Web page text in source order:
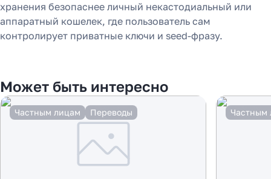
хранения безопаснее личный некастодиальный или
аппаратный кошелек, где пользователь сам
контролирует приватные ключи и seed-фразу.
Может быть интересно
Частным лицам Переводы Частным